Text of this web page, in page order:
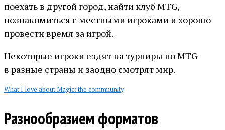
поехать в другой город, найти клуб MTG,
познакомиться с местными игроками и хорошо
провести время за игрой.
Некоторые игроки ездят на турниры по MTG
в разные страны и заодно смотрят мир.
What I love about Magic: the commnunity.
Разнообразием форматов